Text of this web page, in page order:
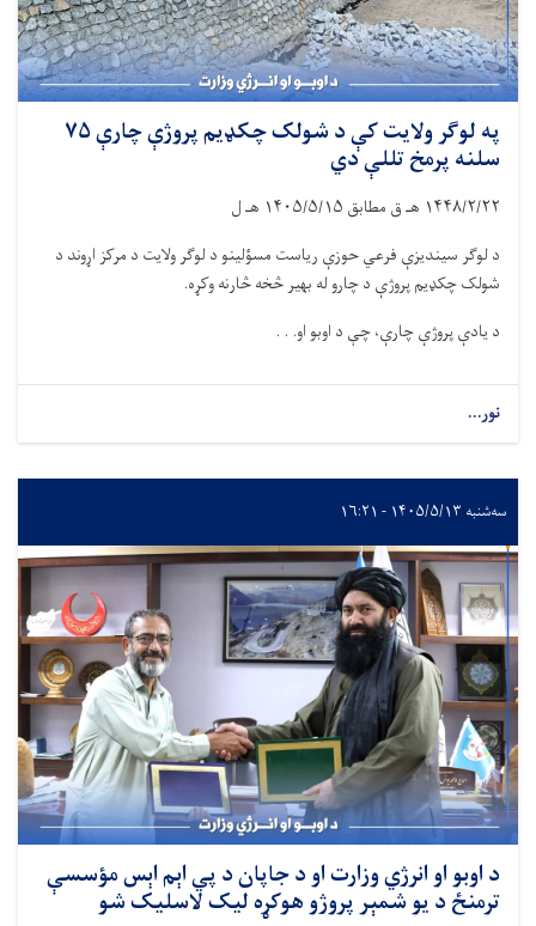
په لوګر ولایت کې د شولک چکډیم پروژې چارې ۷۵
سلنه پرمخ تللې دي
۱۴۴۸/۲/۲۲ هـ ق مطابق ۱۴۰۵/۵/۱۵ هـ ل
د لوګر سیندیزې فرعي حوزې ریاست مسؤلینو د لوګر ولایت د مرکز اړوند د
شولک چکډیم پروژې د چارو له بهیر څخه څارنه وکړه.
د یادې پروژې چارې، چې د اوبو او. . .
نور...
سه‌شنبه ۱۴۰۵/۵/۱۳ - ۱۶:۲۱
د اوبو او انرژي وزارت او د جاپان د پي اېم اېس مؤسسې
ترمنځ د یو شمېر پروژو هوکړه لیک لاسلیک شو